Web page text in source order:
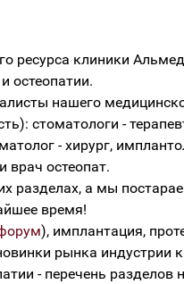
ресурса клиники
остеопатии.
нашего
стоматологи -
- хирург,
врач остеопат.
разделах, а мы
время!
), имплантация,
рынка индустрии
- перечень разделов